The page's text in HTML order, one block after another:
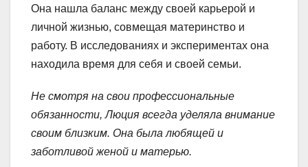
Она нашла баланс между своей карьерой и
личной жизнью, совмещая материнство и
работу. В исследованиях и экспериментах она
находила время для себя и своей семьи.
Не смотря на свои профессиональные
обязанности, Люция всегда уделяла внимание
своим близким. Она была любящей и
заботливой женой и матерью.